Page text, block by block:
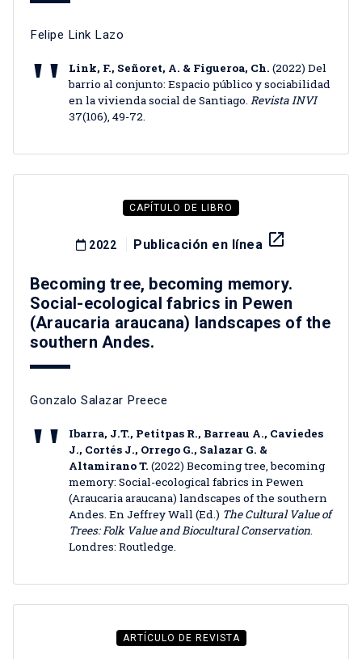
Felipe Link Lazo
Link, F., Señoret, A. & Figueroa, Ch. (2022) Del
barrio al conjunto: Espacio público y sociabilidad
en la vivienda social de Santiago. Revista INVI
37(106), 49-72.
CAPÍTULO DE LIBRO
2022 Publicación en línea launch
Becoming tree, becoming memory.
Social-ecological fabrics in Pewen
(Araucaria araucana) landscapes of the
southern Andes.
Gonzalo Salazar Preece
Ibarra, J.T., Petitpas R., Barreau A., Caviedes
J., Cortés J., Orrego G., Salazar G. &
Altamirano T. (2022) Becoming tree, becoming
memory: Social-ecological fabrics in Pewen
(Araucaria araucana) landscapes of the southern
Andes. En Jeffrey Wall (Ed.) The Cultural Value of
Trees: Folk Value and Biocultural Conservation.
Londres: Routledge.
ARTÍCULO DE REVISTA